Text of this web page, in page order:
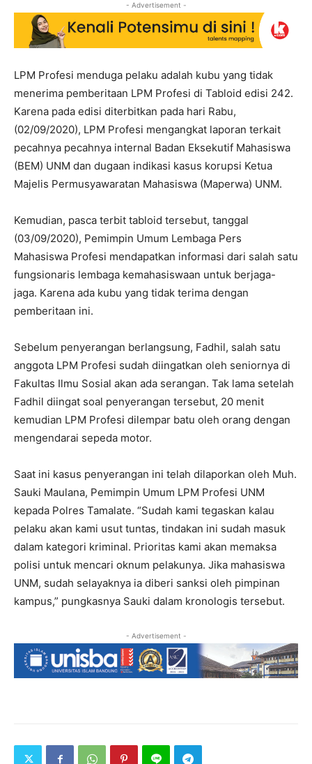
- Advertisement -
LPM Profesi menduga pelaku adalah kubu yang tidak
menerima pemberitaan LPM Profesi di Tabloid edisi 242.
Karena pada edisi diterbitkan pada hari Rabu,
(02/09/2020), LPM Profesi mengangkat laporan terkait
pecahnya pecahnya internal Badan Eksekutif Mahasiswa
(BEM) UNM dan dugaan indikasi kasus korupsi Ketua
Majelis Permusyawaratan Mahasiswa (Maperwa) UNM.
Kemudian, pasca terbit tabloid tersebut, tanggal
(03/09/2020), Pemimpin Umum Lembaga Pers
Mahasiswa Profesi mendapatkan informasi dari salah satu
fungsionaris lembaga kemahasiswaan untuk berjaga-
jaga. Karena ada kubu yang tidak terima dengan
pemberitaan ini.
Sebelum penyerangan berlangsung, Fadhil, salah satu
anggota LPM Profesi sudah diingatkan oleh seniornya di
Fakultas Ilmu Sosial akan ada serangan. Tak lama setelah
Fadhil diingat soal penyerangan tersebut, 20 menit
kemudian LPM Profesi dilempar batu oleh orang dengan
mengendarai sepeda motor.
Saat ini kasus penyerangan ini telah dilaporkan oleh Muh.
Sauki Maulana, Pemimpin Umum LPM Profesi UNM
kepada Polres Tamalate. “Sudah kami tegaskan kalau
pelaku akan kami usut tuntas, tindakan ini sudah masuk
dalam kategori kriminal. Prioritas kami akan memaksa
polisi untuk mencari oknum pelakunya. Jika mahasiswa
UNM, sudah selayaknya ia diberi sanksi oleh pimpinan
kampus,” pungkasnya Sauki dalam kronologis tersebut.
- Advertisement -